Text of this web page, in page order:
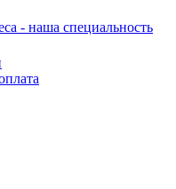
- наша специальность